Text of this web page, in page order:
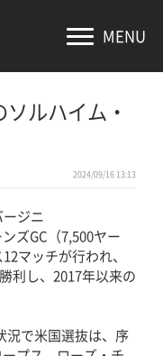
MENU
ルハイム・
2024/09/16 13:13
ジニ
ズGC（7,500ヤー
マッチが行われ、
利し、2017年以来の
況で米国選抜は、序